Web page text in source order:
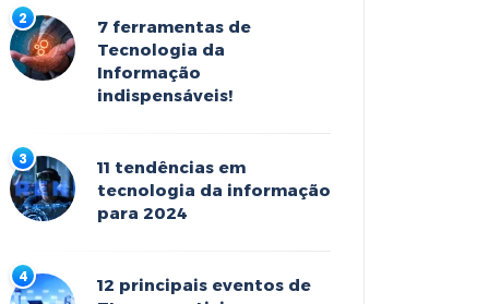
7 ferramentas de
Tecnologia da
Informação
indispensáveis!
11 tendências em
tecnologia da informação
para 2024
12 principais eventos de